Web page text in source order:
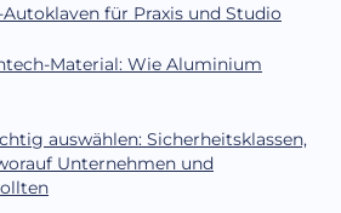
für Praxis und Studio
Material: Wie Aluminium
auswählen: Sicherheitsklassen,
Unternehmen und